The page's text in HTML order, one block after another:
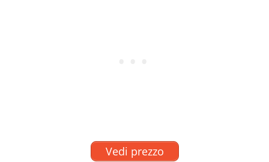
Vedi prezzo